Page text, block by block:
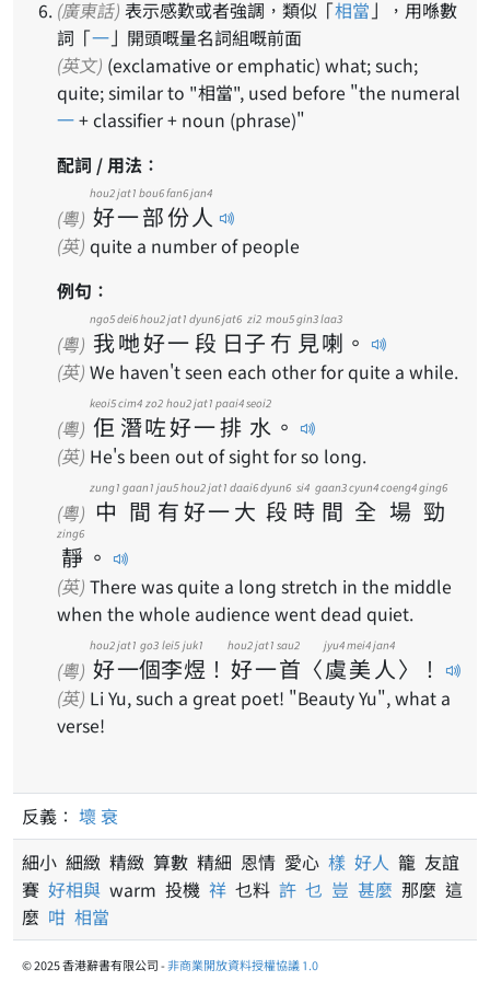
(廣東話) 表示感歎或者強調，類似「相當 」，用喺數
詞「一 」開頭嘅量名詞組嘅前面
(英文)
quite; similar to "相當", used before "the numeral
一+ classifier + noun (phrase)"
配詞 / 用法：
(粵) 好
hou2
一
jat1
部
bou6
份
fan6
人
jan4
(英) quite a number of people
例句：
(粵) 我
ngo5
哋
dei6
好
hou2
一
jat1
段
dyun6
日
jat6
子
zi2
冇
mou5
見
gin3
喇
laa3
。
(英) We haven't seen each other for quite a while.
(粵) 佢
keoi5
潛
cim4
咗
zo2
好
hou2
一
jat1
排
paai4
水
seoi2
。
(英) He's been out of sight for so long.
(粵) 中
zung1
間
gaan1
有
jau5
好
hou2
一
jat1
大
daai6
段
dyun6
時
si4
間
gaan3
全
cyun4
場
coeng4
勁
ging6
靜
zing6
。
(英) There was quite a long stretch in the middle
when the whole audience went dead quiet.
(粵) 好
hou2
一
jat1
個
go3
李
lei5
煜
juk1
！ 好
hou2
一
jat1
首
sau2
〈虞
jyu4
美
mei4
人
jan4
〉 ！
(英) Li Yu, such a great poet! "Beauty Yu", what a
verse!
反義： 壞 衰
細小 細緻 精緻 算數 精細 恩情 愛心 樣 好人 籠 友誼
賽 好相與 warm 投機 祥 乜料 許 乜 豈 甚麼 那麼 這
麼 咁 相當
© 2025 香港辭書有限公司 -非商業開放資料授權協議 1.0